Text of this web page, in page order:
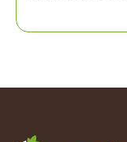
bei im Freien